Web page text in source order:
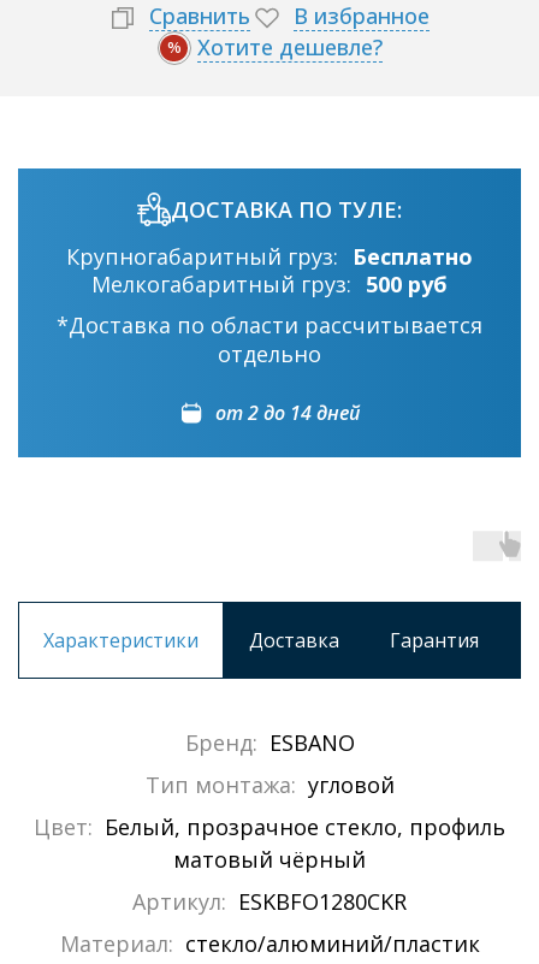
Сравнить В избранное
% Хотите дешевле?
ДОСТАВКА ПО ТУЛЕ:
Крупногабаритный груз:
Бесплатно
Мелкогабаритный груз: 500 руб
*Доставка по области рассчитывается
отдельно
от 2 до 14 дней
Характеристики Доставка Гарантия
Бренд: ESBANO
Тип монтажа: угловой
Цвет: Белый, прозрачное стекло, профиль
матовый чёрный
Артикул: ESKBFO1280CKR
Материал: стекло/алюминий/пластик